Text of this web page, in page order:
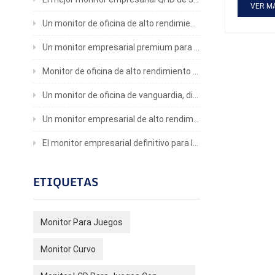
¿por
VER
Un monitor de oficina de alto rendimiento para profesionales
Un monitor empresarial premium para una productividad inigualable
Monitor de oficina de alto rendimiento con una claridad impresionante
Un monitor de oficina de vanguardia, diseñado meticulosamente para brindar una experiencia visual inigualable
Un monitor empresarial de alto rendimiento para una mayor productividad
El monitor empresarial definitivo para la eficiencia y la comodidad visual
ETIQUETAS
Monitor Para Juegos
Monitor Curvo